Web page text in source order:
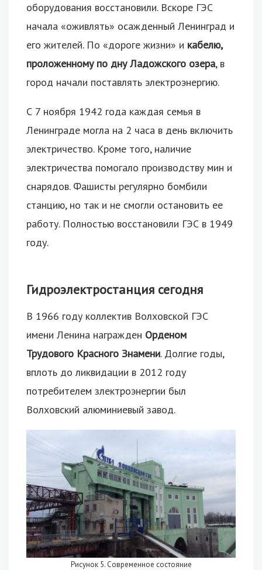
оборудования восстановили. Вскоре ГЭС
начала «оживлять» осажденный Ленинград и
его жителей. По «дороге жизни» и кабелю,
проложенному по дну Ладожского озера, в
город начали поставлять электроэнергию.
С 7 ноября 1942 года каждая семья в
Ленинграде могла на 2 часа в день включить
электричество. Кроме того, наличие
электричества помогало производству мин и
снарядов. Фашисты регулярно бомбили
станцию, но так и не смогли остановить ее
работу. Полностью восстановили ГЭС в 1949
году.
Гидроэлектростанция сегодня
В 1966 году коллектив Волховской ГЭС
имени Ленина награжден Орденом
Трудового Красного Знамени. Долгие годы,
вплоть до ликвидации в 2012 году
потребителем злектроэнергии был
Волховский алюминиевый завод.
Рисунок 5. Современное состояние